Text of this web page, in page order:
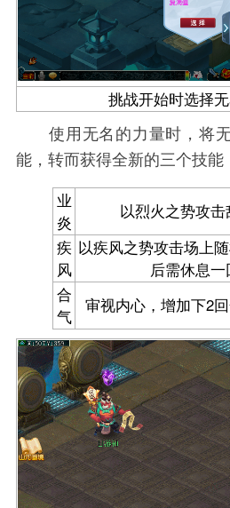
挑战开始时选择
使用无名的力量时，将无
能，转而获得全新的三个技能
业
炎
以烈火之势攻击
疾
风
以疾风之势攻击场上
后需休息一
合
气
审视内心，增加下2回